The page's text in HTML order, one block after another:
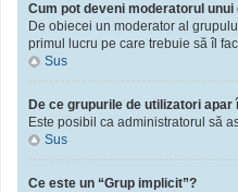
Cum pot deveni moderatorul
De obiecei un moderator al
primul lucru pe care trebuie să îl
Sus
De ce grupurile de utilizatori
Este posibil ca administratorul să
Sus
Ce este un “Grup implicit”?